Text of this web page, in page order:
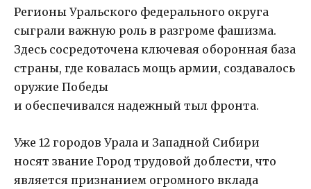
Регионы Уральского федерального округа
сыграли важную роль в разгроме фашизма.
Здесь сосредоточена ключевая оборонная база
страны, где ковалась мощь армии, создавалось
оружие Победы
и обеспечивался надежный тыл фронта.
Уже 12 городов Урала и Западной Сибири
носят звание Город трудовой доблести, что
является признанием огромного вклада